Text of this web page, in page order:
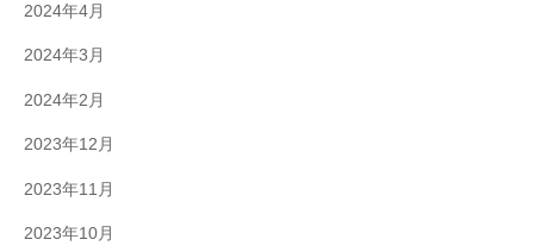
2024年4月
2024年3月
2024年2月
2023年12月
2023年11月
2023年10月